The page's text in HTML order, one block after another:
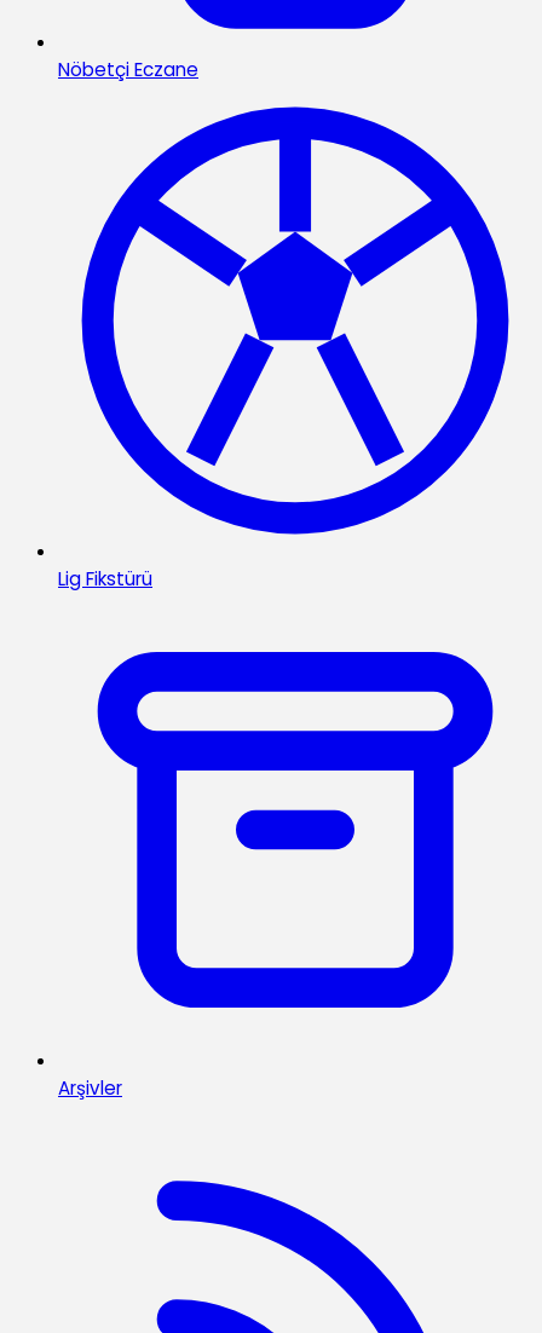
Nöbetçi Eczane
Lig Fikstürü
Arşivler